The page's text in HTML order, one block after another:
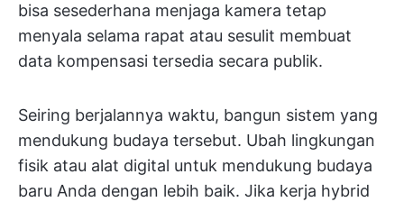
bisa sesederhana menjaga kamera tetap
menyala selama rapat atau sesulit membuat
data kompensasi tersedia secara publik.
Seiring berjalannya waktu, bangun sistem yang
mendukung budaya tersebut. Ubah lingkungan
fisik atau alat digital untuk mendukung budaya
baru Anda dengan lebih baik. Jika kerja hybrid